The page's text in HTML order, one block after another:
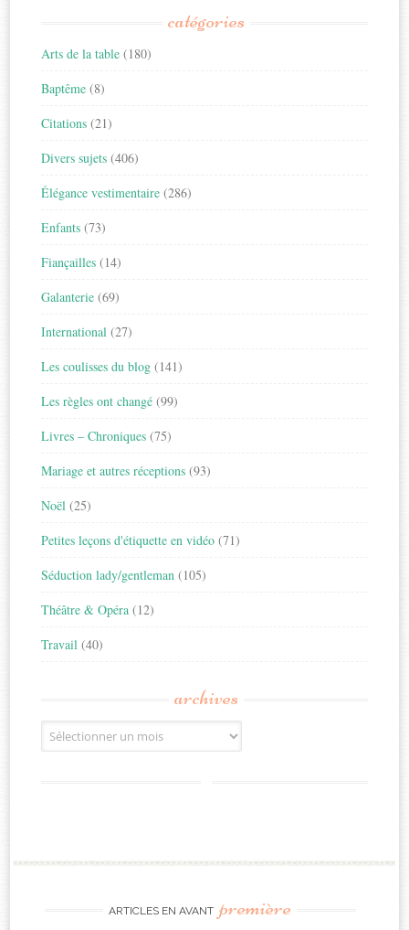
catégories
Arts de la table (180)
Baptême (8)
Citations (21)
Divers sujets (406)
Élégance vestimentaire (286)
Enfants (73)
Fiançailles (14)
Galanterie (69)
International (27)
Les coulisses du blog (141)
Les règles ont changé (99)
Livres – Chroniques (75)
Mariage et autres réceptions (93)
Noël (25)
Petites leçons d'étiquette en vidéo (71)
Séduction lady/gentleman (105)
Théâtre & Opéra (12)
Travail (40)
archives
Archives
ARTICLES EN AVANT première